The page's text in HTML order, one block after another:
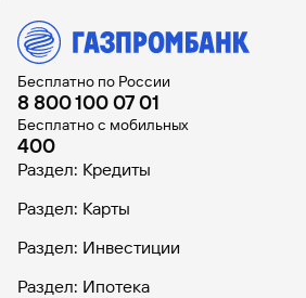
Бесплатно по России
8 800 100 07 01
Бесплатно с мобильных
400
Раздел: Кредиты
Раздел: Карты
Раздел: Инвестиции
Раздел: Ипотека